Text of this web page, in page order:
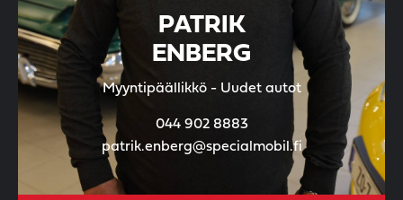
PATRIK
ENBERG
Myyntipäällikkö - Uudet autot
044 902 8883
patrik.enberg@specialmobil.fi